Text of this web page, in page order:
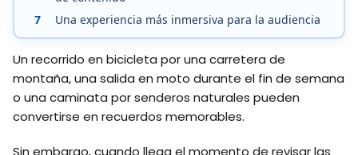
7
Una experiencia más inmersiva para la audiencia
Un recorrido en bicicleta por una carretera de
montaña, una salida en moto durante el fin de semana
o una caminata por senderos naturales pueden
convertirse en recuerdos memorables.